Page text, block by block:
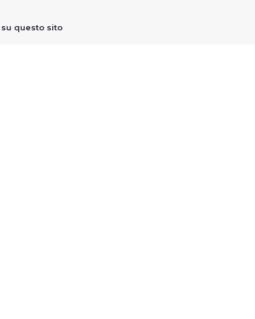
su questo sito